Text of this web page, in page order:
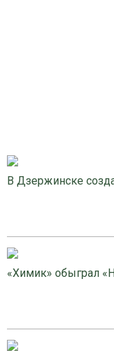
В Дзержинске
«Химик» обыграл